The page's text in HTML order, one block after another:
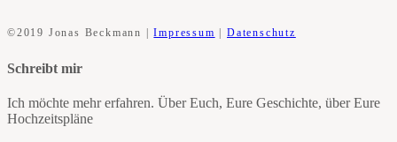
©2019 Jonas Beckmann |Impressum |Datenschutz
Schreibt mir
Ich möchte mehr erfahren. Über Euch, Eure Geschichte, über Eure
Hochzeitspläne